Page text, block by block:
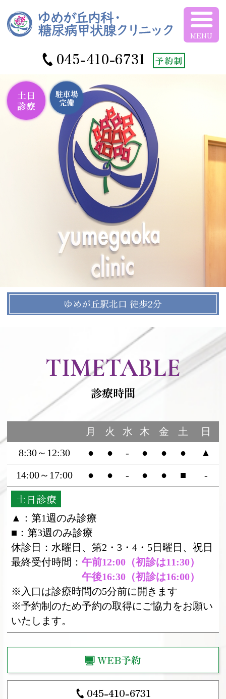
横浜市泉区の
045-410-6731 予約制
土日
診療
駐車場
完備
ゆめが丘駅北口 徒歩2分
TIMETABLE
診療時間
土日診療
▲：第1週のみ診療
■：第3週のみ診療
休診日：水曜日、第2・3・4・5日曜日、祝日
最終受付時間： 午前12:00（初診は11:30）
午後16:30（初診は16:00）
※入口は診療時間の5分前に開きます
※予約制のため予約の取得にご協力をお願い
いたします。
月 火 水 木 金 土
日
8:30～12:30
● ● - ● ● ● ▲
14:00～17:00 ● ● - ● ● ■ -
WEB予約
045-410-6731